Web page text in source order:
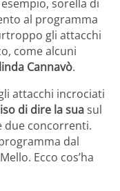
esempio, sorella di
al programma
gli attacchi
come alcuni
Cannavò.
attacchi incrociati
di dire la suasul
due concorrenti.
dal
Ecco cos’ha